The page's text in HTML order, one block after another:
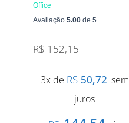
Office
Avaliação 5.00de 5
R$ 152,15
3x de R$ 50,72 sem
juros